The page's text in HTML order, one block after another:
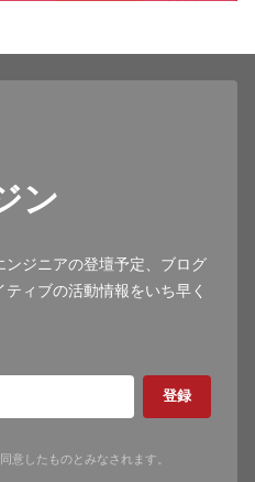
ン
ジニアの登壇予定、ブログ
ィブの活動情報をいち早く
登録
意したものとみなされます。